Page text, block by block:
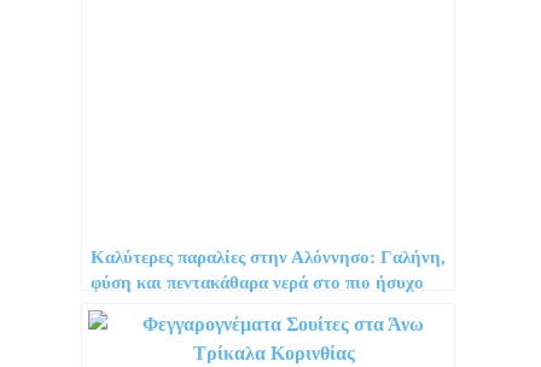
Καλύτερες παραλίες στην Αλόννησο: Γαλήνη,
φύση και πεντακάθαρα νερά στο πιο ήσυχο
νησί των Σποράδων